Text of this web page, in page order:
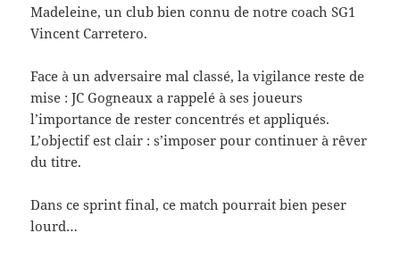
Madeleine, un club bien connu de notre coach SG1
Vincent Carretero.
Face à un adversaire mal classé, la vigilance reste de
mise : JC Gogneaux a rappelé à ses joueurs
l’importance de rester concentrés et appliqués.
L’objectif est clair : s’imposer pour continuer à rêver
du titre.
Dans ce sprint final, ce match pourrait bien peser
lourd…